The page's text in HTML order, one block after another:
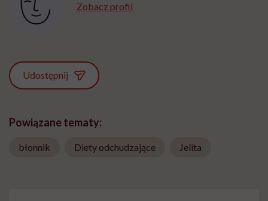
Zobacz profil
Udostępnij
Powiązane tematy:
błonnik Diety odchudzające Jelita